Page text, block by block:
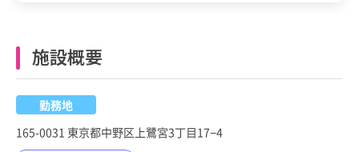
施設概要
勤務地
165-0031 東京都中野区上鷺宮3丁目17−4